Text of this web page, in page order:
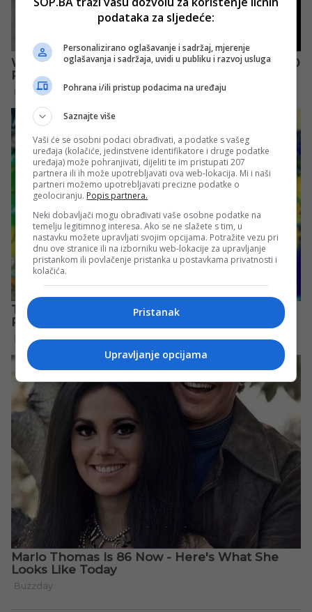
podataka za sljedeće:
Personalizirano oglašavanje i sadržaj, mjerenje
oglašavanja i sadržaja, uvidi u publiku i razvoj usluga
Pohrana i/ili pristup podacima na uređaju
Saznajte više
Vaši će se osobni podaci obrađivati, a podatke s vašeg
uređaja (kolačiće, jedinstvene identifikatore i druge podatke
uređaja) može pohranjivati, dijeliti te im pristupati 207
partnera ili ih može upotrebljavati ova web-lokacija. Mi i naši
partneri možemo upotrebljavati precizne podatke o
geolociranju. Popis partnera.
Neki dobavljači mogu obrađivati vaše osobne podatke na
temelju legitimnog interesa. Ako se ne slažete s tim, u
nastavku možete upravljati svojim opcijama. Potražite vezu pri
dnu ove stranice ili na izborniku web-lokacije za upravljanje
pristankom ili povlačenje pristanka u postavkama privatnosti i
kolačića.
Pristanak
Upravljanje opcijama